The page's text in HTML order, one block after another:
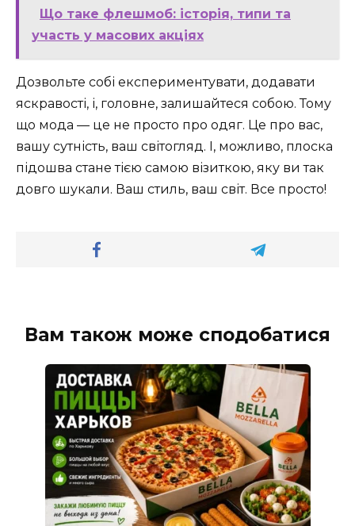
Що таке флешмоб: історія, типи та
участь у масових акціях
Дозвольте собі експериментувати, додавати
яскравості, і, головне, залишайтеся собою. Тому
що мода — це не просто про одяг. Це про вас,
вашу сутність, ваш світогляд. І, можливо, плоска
підошва стане тією самою візиткою, яку ви так
довго шукали. Ваш стиль, ваш світ. Все просто!
Вам також може сподобатися